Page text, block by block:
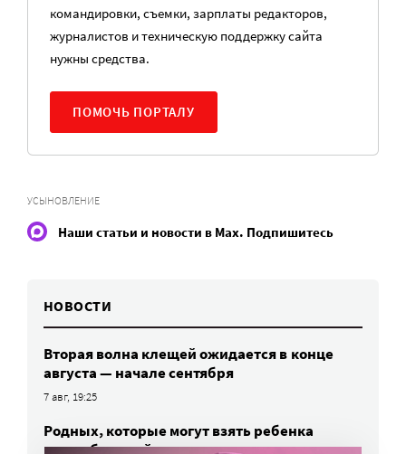
командировки, съемки, зарплаты редакторов,
журналистов и техническую поддержку сайта
нужны средства.
ПОМОЧЬ ПОРТАЛУ
УСЫНОВЛЕНИЕ
Наши статьи и новости в Max. Подпишитесь
НОВОСТИ
Вторая волна клещей ожидается в конце
августа — начале сентября
7 авг, 19:25
Родных, которые могут взять ребенка
из проблемной семьи, предлагают искать